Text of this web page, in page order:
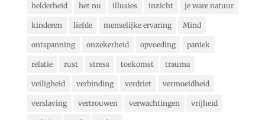
helderheid het nu illusies inzicht je ware natuur
kinderen liefde menselijke ervaring Mind
ontspanning onzekerheid opvoeding paniek
relatie rust stress toekomst trauma
veiligheid verbinding verdriet vermoeidheid
verslaving vertrouwen verwachtingen vrijheid